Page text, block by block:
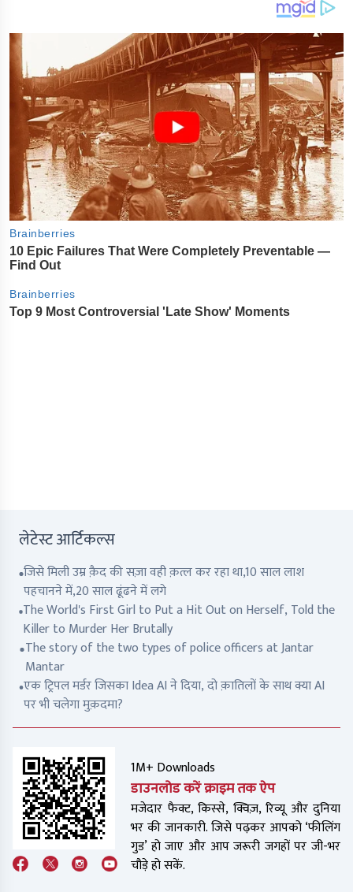
लेटेस्ट आर्टिकल्स
जिसे मिली उम्र क़ैद की सज़ा वही क़त्ल कर रहा था,10 साल लाश
पहचानने में,20 साल ढूंढने में लगे
The World's First Girl to Put a Hit Out on Herself, Told the
Killer to Murder Her Brutally
The story of the two types of police officers at Jantar
Mantar
एक ट्रिपल मर्डर जिसका Idea AI ने दिया, दो क़ातिलों के साथ क्या AI
पर भी चलेगा मुक़दमा?
1M+ Downloads
डाउनलोड करें क्राइम तक ऐप
मजेदार फैक्ट, किस्से, क्विज़, रिव्यू और दुनिया
भर की जानकारी. जिसे पढ़कर आपको ‘फीलिंग
गुड’ हो जाए और आप जरूरी जगहों पर जी-भर
चौड़े हो सकें.